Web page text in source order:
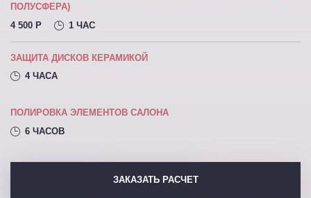
ПОЛУСФЕРА)
4 500 P
1 ЧАС
ЗАЩИТА ДИСКОВ КЕРАМИКОЙ
4 ЧАСА
ПОЛИРОВКА ЭЛЕМЕНТОВ САЛОНА
6 ЧАСОВ
ЗАКАЗАТЬ РАСЧЕТ